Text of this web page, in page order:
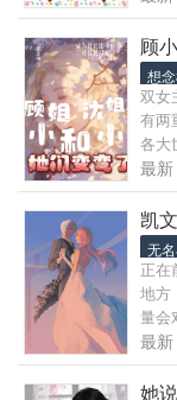
整篇
人师
“那
友’
略他
奏，
温泉
机摸
攻略
011
蒜鸟
系统
阳可
“哟
迟
当
顾
想
双女
有两
各大
诊科
任何
爱
最新
室
凯
无
正在
地方
量会
最新
她